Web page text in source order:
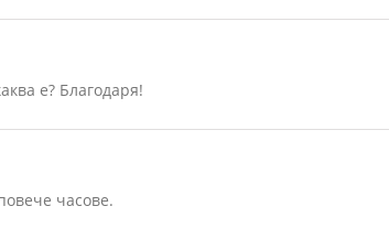
е? Благодаря!
часове.